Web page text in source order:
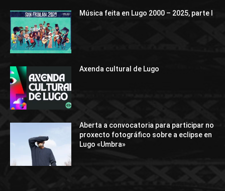
Música feita en Lugo 2000 – 2025, parte I
Axenda cultural de Lugo
Aberta a convocatoria para participar no
proxecto fotográfico sobre a eclipse en
Lugo «Umbra»